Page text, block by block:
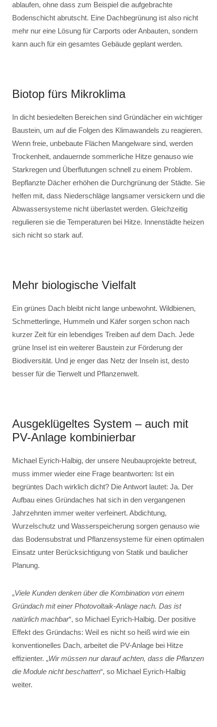
ablaufen, ohne dass zum Beispiel die aufgebrachte
Bodenschicht abrutscht. Eine Dachbegrünung ist also nicht
mehr nur eine Lösung für Carports oder Anbauten, sondern
kann auch für ein gesamtes Gebäude geplant werden.
Biotop fürs Mikroklima
In dicht besiedelten Bereichen sind Gründächer ein wichtiger
Baustein, um auf die Folgen des Klimawandels zu reagieren.
Wenn freie, unbebaute Flächen Mangelware sind, werden
Trockenheit, andauernde sommerliche Hitze genauso wie
Starkregen und Überflutungen schnell zu einem Problem.
Bepflanzte Dächer erhöhen die Durchgrünung der Städte. Sie
helfen mit, dass Niederschläge langsamer versickern und die
Abwassersysteme nicht überlastet werden. Gleichzeitig
regulieren sie die Temperaturen bei Hitze. Innenstädte heizen
sich nicht so stark auf.
Mehr biologische Vielfalt
Ein grünes Dach bleibt nicht lange unbewohnt. Wildbienen,
Schmetterlinge, Hummeln und Käfer sorgen schon nach
kurzer Zeit für ein lebendiges Treiben auf dem Dach. Jede
grüne Insel ist ein weiterer Baustein zur Förderung der
Biodiversität. Und je enger das Netz der Inseln ist, desto
besser für die Tierwelt und Pflanzenwelt.
Ausgeklügeltes System – auch mit
PV-Anlage kombinierbar
Michael Eyrich-Halbig, der unsere Neubauprojekte betreut,
muss immer wieder eine Frage beantworten: Ist ein
begrüntes Dach wirklich dicht? Die Antwort lautet: Ja. Der
Aufbau eines Gründaches hat sich in den vergangenen
Jahrzehnten immer weiter verfeinert. Abdichtung,
Wurzelschutz und Wasserspeicherung sorgen genauso wie
das Bodensubstrat und Pflanzensysteme für einen optimalen
Einsatz unter Berücksichtigung von Statik und baulicher
Planung.
„Viele Kunden denken über die Kombination von einem
Gründach mit einer Photovoltaik-Anlage nach. Das ist
natürlich machbar“, so Michael Eyrich-Halbig. Der positive
Effekt des Gründachs: Weil es nicht so heiß wird wie ein
konventionelles Dach, arbeitet die PV-Anlage bei Hitze
effizienter. „Wir müssen nur darauf achten, dass die Pflanzen
die Module nicht beschatten“, so Michael Eyrich-Halbig
weiter.